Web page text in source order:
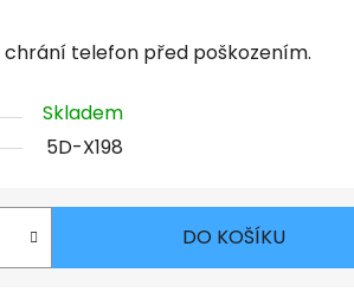
chrání telefon před poškozením.
Skladem
5D-X198
DO KOŠÍKU